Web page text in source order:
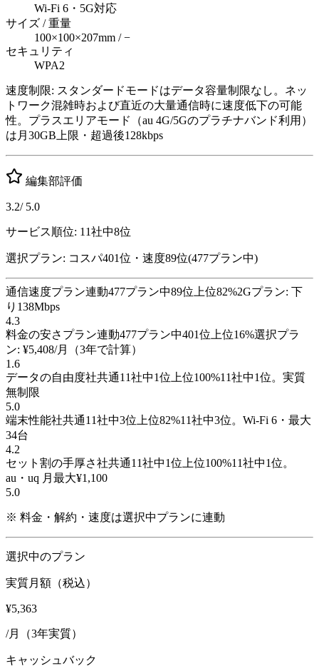
Wi-Fi 6・5G対応
サイズ / 重量
100×100×207mm / −
セキュリティ
WPA2
速度制限: スタンダードモードはデータ容量制限なし。ネッ
トワーク混雑時および直近の大量通信時に速度低下の可能
性。プラスエリアモード（au 4G/5Gのプラチナバンド利用）
は月30GB上限・超過後128kbps
編集部評価
3.2/ 5.0
サービス順位: 11社中8位
選択プラン: コスパ401位 ・速度89位(477プラン中)
通信速度プラン連動477プラン中89位 上位82%2Gプラン: 下
り138Mbps
4.3
料金の安さ プラン連動477プラン中401位 上位16%選択プラ
ン: ¥5,408/月（3年で計算）
1.6
データの自由度社共通11社中1位 上位100%11社中1位。実質
無制限
5.0
端末性能社共通11社中3位 上位82%11社中3位。Wi-Fi 6・最大
34台
4.2
セット割の手厚さ社共通11社中1位 上位100%11社中1位。
au・uq 月最大¥1,100
5.0
※ 料金・解約・速度は選択中プランに連動
選択中のプラン
実質月額（税込）
¥5,363
/月（3年実質）
キャッシュバック